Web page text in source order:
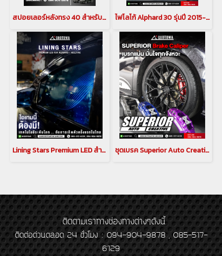
สปอยเลอร์หลังทรง 40 สำหรับ ALPHARD / VELLFIRE 30 ไฟโลโก้ Alphard 30 รุ่นปี 2015-2022 Godzilla Logo Light ไฟแต่งส่องพื้นข้างประตู Alphard 30
Lining Stars Premium LED สำหรับ อัลพาร์ด เวลไฟร์ ALPHARD / VELLFIRE 30 รุ่นปี 2015-2023 ชุดเบรค Superior Auto Creative CALIPER BREAK คาลิปเปอร์เบรก สำหรับรถยนต์ ALPHARD / VELLFIRE 30
ติดตามเราทางช่องทางต่างๆดังนี้
ติดต่อด่วนตลอด 24 ชั่วโมง : 094-904-9878 , 085-517-
6129